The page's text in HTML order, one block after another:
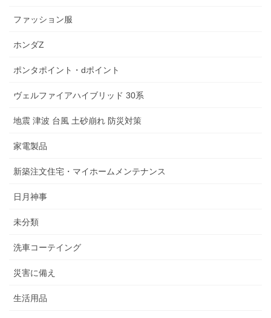
ファッション服
ホンダZ
ポンタポイント・dポイント
ヴェルファイアハイブリッド 30系
地震 津波 台風 土砂崩れ 防災対策
家電製品
新築注文住宅・マイホームメンテナンス
日月神事
未分類
洗車コーテイング
災害に備え
生活用品